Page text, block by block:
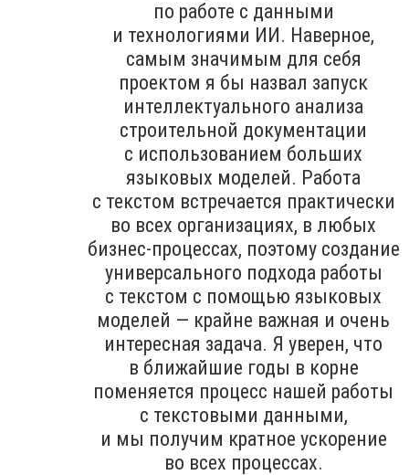
по работе с данными
и технологиями ИИ. Наверное,
самым значимым для себя
проектом я бы назвал запуск
интеллектуального анализа
строительной документации
с использованием больших
языковых моделей. Работа
с текстом встречается практически
во всех организациях, в любых
бизнес-процессах, поэтому создание
универсального подхода работы
с текстом с помощью языковых
моделей — крайне важная и очень
интересная задача. Я уверен, что
в ближайшие годы в корне
поменяется процесс нашей работы
с текстовыми данными,
и мы получим кратное ускорение
во всех процессах.